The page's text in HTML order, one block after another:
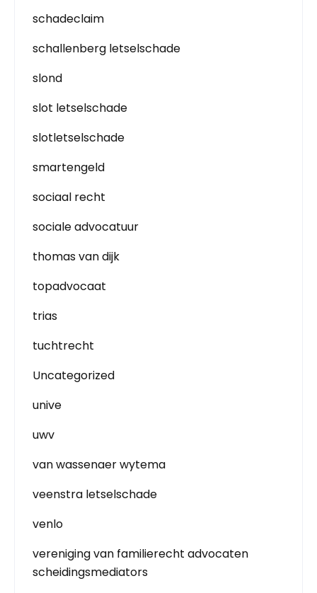
schadeclaim
schallenberg letselschade
slond
slot letselschade
slotletselschade
smartengeld
sociaal recht
sociale advocatuur
thomas van dijk
topadvocaat
trias
tuchtrecht
Uncategorized
unive
uwv
van wassenaer wytema
veenstra letselschade
venlo
vereniging van familierecht advocaten
scheidingsmediators